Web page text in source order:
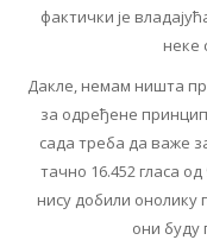
фактички је
неке
Дакле, немам ништа
за одређене
сада треба да важе
тачно 16.452 гласа
нису добили онолику
они буду